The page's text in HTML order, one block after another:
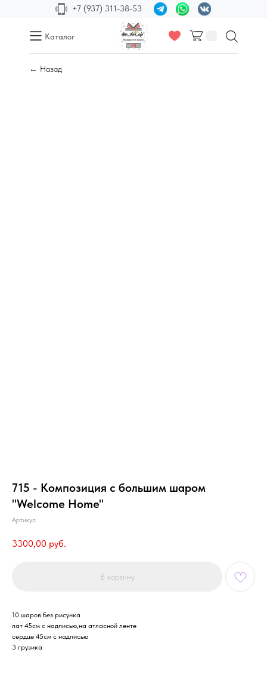
+7 (937) 311-38-53
Каталог
← Назад
715 - Композиция с большим шаром
"Welcome Home"
Артикул:
3300,00 руб.
В корзину
10 шаров без рисунка
лат 45см с надписью,на атласной ленте
сердце 45см с надписью
3 грузика